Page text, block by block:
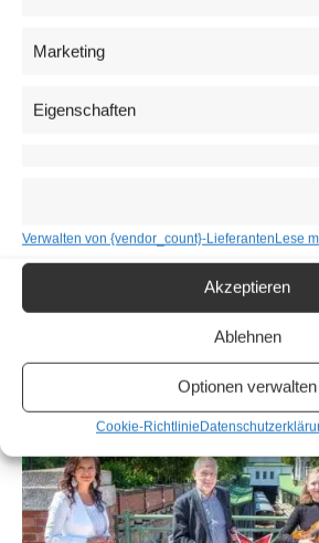
Marketing
Eigenschaften
Verwalten von {vendor_count}-LieferantenLese
Akzeptieren
Ablehnen
Optionen verwalten
Cookie-Richtlinie
hastig eingerichtete